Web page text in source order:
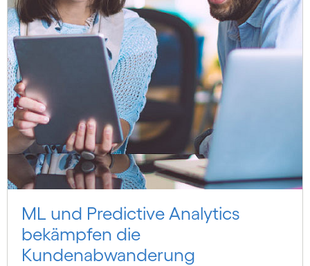
ML und Predictive Analytics
bekämpfen die
Kundenabwanderung